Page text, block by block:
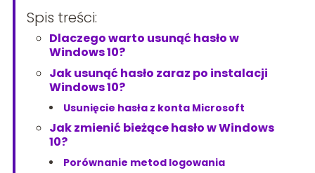
Spis treści:
Dlaczego warto usunąć hasło w
Windows 10?
Jak usunąć hasło zaraz po instalacji
Windows 10?
Usunięcie hasła z konta Microsoft
Jak zmienić bieżące hasło w Windows
10?
Porównanie metod logowania